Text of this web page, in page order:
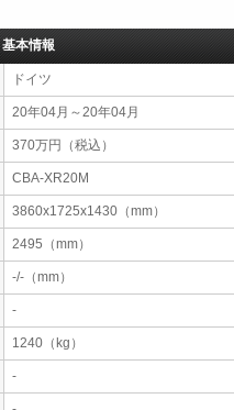
基本情報
ドイツ
20年04月～20年04月
370万円（税込）
CBA-XR20M
3860x1725x1430（mm）
2495（mm）
-/-（mm）
-
1240（kg）
-